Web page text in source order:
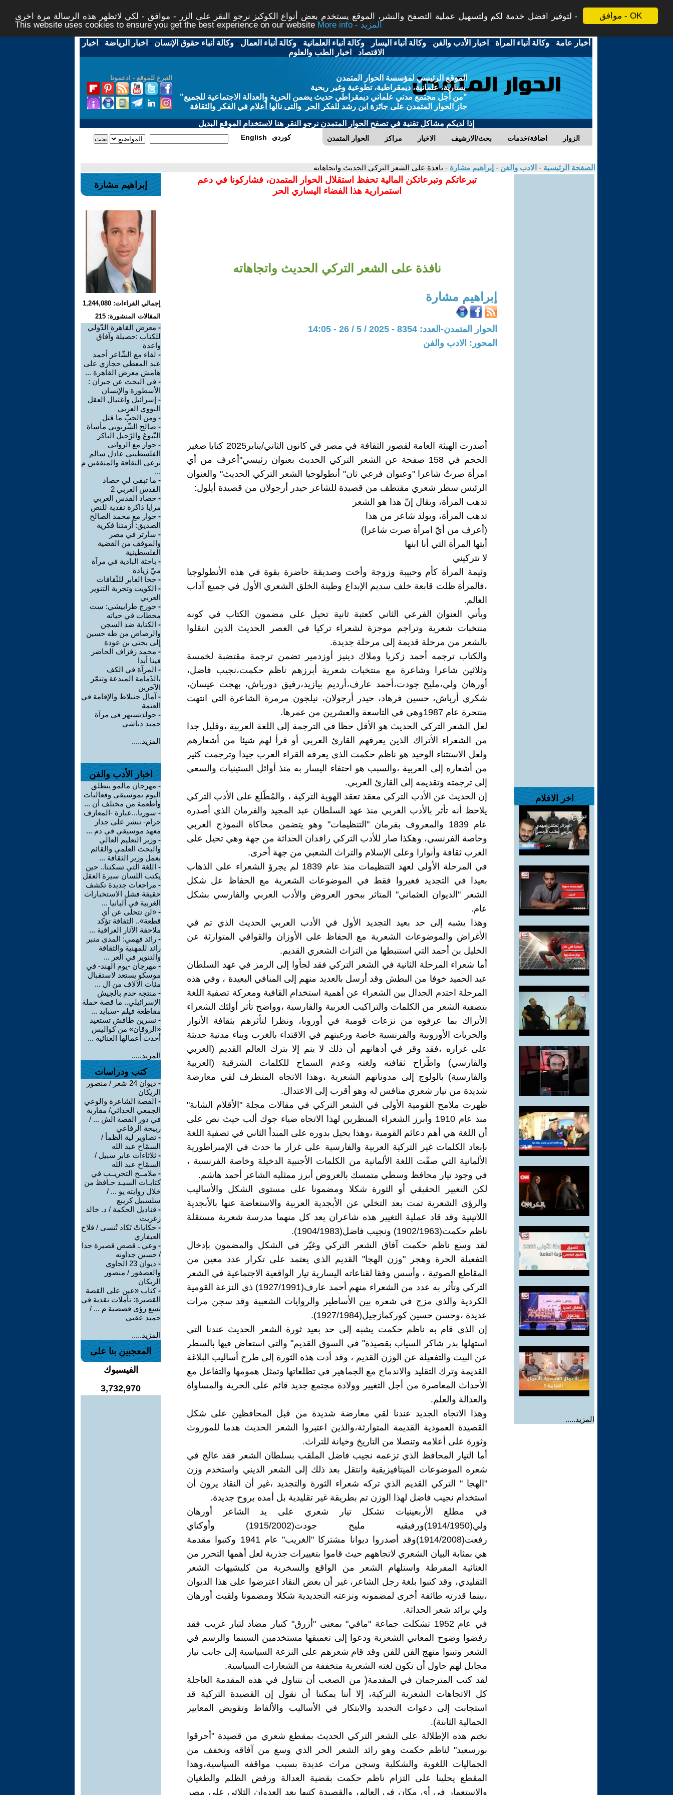
موافق - OK
لتوفير افضل خدمة لكم ولتسهيل عملية التصفح والنشر، الموقع يستخدم بعض أنواع الكوكيز نرجو النقر على الزر - موافق - لكي لاتظهر هذه الرسالة مرة اخرى -
This website uses cookies to ensure you get the best experience on our website
More info - المزيد
أخبار عامة -وكالة أنباء المرأة - اخبار الأدب والفن -وكالة أنباء اليسار -وكالة أنباء العلمانية -وكالة أنباء العمال -وكالة أنباء حقوق الإنسان - اخبار الرياضة - اخبار
الاقتصاد - اخبار الطب والعلوم
التبرع للموقع - ادعمونا
الموقع الرئيسي لمؤسسة الحوار المتمدن
يسارية، علمانية، ديمقراطية، تطوعية وغير ربحية
"من أجل مجتمع مدني علماني ديمقراطي حديث يضمن الحرية والعدالة الاجتماعية للجميع"
حاز الحوار المتمدن على جائزة ابن رشد للفكر الحر والتى نالها أعلام في الفكر والثقافة
إذا لديكم مشاكل تقنية في تصفح الحوار المتمدن نرجو النقر هنا لاستخدام الموقع البديل
الحوار المتمدن مراكز الاخبار بحث/الارشيف اضافة/خدمات الزوار English كوردي
الصفحة الرئيسية - الادب والفن - إبراهيم مشارة - نافذة على الشعر التركي الحديث واتجاهاته
اخر الافلام
المزيد.....
تبرعاتكم وتبرعاتكن المالية تحفظ استقلال الحوار المتمدن، فشاركونا في دعم
استمرارية هذا الفضاء اليساري الحر
نافذة على الشعر التركي الحديث واتجاهاته
إبراهيم مشارة
الحوار المتمدن-العدد: 8354 - 2025 / 5 / 26 - 14:05
المحور: الادب والفن
أصدرت الهيئة العامة لقصور الثقافة في مصر في كانون الثاني/يناير2025 كتابا صغير
الحجم في 158 صفحة عن الشعر التركي الحديث بعنوان رئيسي"أعرف من أي
امرأة صرتُ شاعرا "وعنوان فرعي ثان" أنطولوجيا الشعر التركي الحديث" والعنوان
الرئيس سطر شعري مقتطف من قصيدة للشاعر حيدر أرجولان من قصيدة أيلول:
تذهب المرأة، ويقال إنّ هذا هو الشعر
تذهب المرأة، ويولد شاعر من هذا
(أعرف من أيّ امرأة صرت شاعرا)
أيتها المرأة التي أنا ابنها
لا تتركيني
وثيمة المرأة كأم وحبيبة وزوجة وأخت وصديقة حاضرة بقوة في هذه الأنطولوجيا
،فالمرأة ظلت قابعة خلف سديم الإبداع وطينة الخلق الشعري الأول في جميع آداب
العالم.
ويأتي العنوان الفرعي الثاني كعتبة ثانية تحيل على مضمون الكتاب في كونه
منتخبات شعرية وتراجم موجزة لشعراء تركيا في العصر الحديث الذين انتقلوا
بالشعر من مرحلة قديمة إلى مرحلة جديدة.
والكتاب ترجمه أحمد زكريا وملاك دينيز أوزدمير تضمن ترجمة مقتضبة لخمسة
وثلاثين شاعرا وشاعرة مع منتخبات شعرية أبرزهم ناظم حكمت،نجيب فاضل،
أورهان ولي،مليح جودت،أحمد عارف،أرديم بيازيد،رفيق دورباش، بهجت عيسان،
شكري أرباش، حسين فرهاد، حيدر أرجولان، نيلجون مرمرة الشاعرة التي انتهت
منتحرة عام 1987وهي في التاسعة والعشرين من عمرها.
لعل الشعر التركي الحديث هو الأقل حظا في الترجمة إلى اللغة العربية ،وقليل جدا
من الشعراء الأتراك الذين يعرفهم القارئ العربي أو قرأ لهم شيئا من أشعارهم
ولعل الاستثناء الوحيد هو ناظم حكمت الذي يعرفه القراء العرب جيدا وترجمت كثير
من أشعاره إلى العربية ،والسبب هو احتفاء اليسار به منذ أوائل الستينيات والسعي
إلى ترجمته وتقديمه إلى القارئ العربي.
إن الحديث عن الأدب التركي معقد تعقد الهوية التركية ، والمُطّلع على الأدب التركي
يلاحظ أنه تأثر بالأدب الغربي منذ عهد السلطان عبد المجيد والفرمان الذي أصدره
عام 1839 والمعروف بفرمان "التنظيمات" وهو يتضمن محاكاة النموذج الغربي
وخاصة الفرنسي، وهكذا صار للأدب التركي رافدان الحداثة من جهة وهي تحيل على
الغرب ثقافة وأنوارا وعلى الإسلام والتراث الشعبي من جهة أخرى.
في المرحلة الأولى لعهد التنظيمات منذ عام 1839 لم يجرؤ الشعراء على الذهاب
بعيدا في التجديد فغيروا فقط في الموضوعات الشعرية مع الحفاظ عل شكل
الشعر "الديوان العثماني" المتاثر ببحور العروض والأدب العربي والفارسي بشكل
عام.
وهذا يشبه إلى حد بعيد التجديد الأول في الأدب العربي الحديث الذي تم في
الأغراض والموضوعات الشعرية مع الحفاظ على الأوزان والقوافي المتوارثة عن
الخليل بن أحمد التي استنبطها من التراث الشعري القديم.
أما شعراء المرحلة الثانية في الشعر التركي فقد لجأوا إلى الرمز في عهد السلطان
عبد الحميد خوفا من البطش وقد أرسل بالعديد منهم إلى المنافي البعيدة ، وفي هذه
المرحلة احتدم الجدال بين الشعراء عن أهمية استخدام القافية ومعركة تصفية اللغة
بتصفية الشعر من الكلمات والتراكيب العربية والفارسية ،وواضح تأثر أولئك الشعراء
الأتراك بما عرفوه من نزعات قومية في أوروبا، ونظرا لتأثرهم بثقافة الأنوار
والحريات الأوروبية والفرنسية خاصة ورغبتهم في الاقتداء بالغرب وبناء مدنية حديثة
على غراره ،فقد وقر في أذهانهم أن ذلك لا يتم إلا بترك العالم القديم (العربي
والفارسي) واطّراح ثقافته ولغته وعدم السماح للكلمات الشرقية (العربية
والفارسية) بالولوج إلى مدوناتهم الشعرية ،وهذا الاتجاه المتطرف لقي معارضة
شديدة من تيار شعري منافس له وهو أقرب إلى الاعتدال.
ظهرت ملامح القومية الأولى في الشعر التركي في مقالات مجلة "الأقلام الشابة"
منذ عام 1910 وأبرز الشعراء المنظرين لهذا الاتجاه ضياء جوك ألب حيث نص على
أن اللغة هي أهم دعائم القومية ،وهذا يحيل بدوره على المبدأ الثاني في تصفية اللغة
بإبعاد الكلمات غير التركية العربية والفارسية على غرار ما حدث في الإمبراطورية
الألمانية التي صفّت اللغة الألمانية من الكلمات الأجنبية الدخيلة وخاصة الفرنسية ،
في وجود تيار محافظ وسطي متمسك بالعروض أبرز ممثليه الشاعر أحمد هاشم.
لكن التغيير الحقيقي أو الثورة شكلا ومضمونا على مستوى الشكل والأساليب
والرؤى الشعرية تمت بعد التخلي عن الأبجدية العربية والاستعاضة عنها بالأبجدية
اللاتينية وقد قاد عملية التغيير هذه شاعران يعد كل منهما مدرسة شعرية مستقلة
ناظم حكمت(1902/1963) ونجيب فاضل(1904/1983).
لقد وسع ناظم حكمت آفاق الشعر التركي وغيّر في الشكل والمضمون بإدخال
التفعيلة الحرة وهجر "وزن الهجا" القديم الذي يعتمد على تكرار عدد معين من
المقاطع الصوتية ، وأسس وفقا لقناعاته اليسارية تيار الواقعية الاجتماعية في الشعر
التركي وتأثر به عدد من الشعراء منهم أحمد عارف(1927/1991) ذي النزعة القومية
الكردية والذي مزج في شعره بين الأساطير والروايات الشعبية وقد سجن مرات
عديدة ،وحسن حسين كوركمازجيل(1927/1984).
إن الذي قام به ناظم حكمت يشبه إلى حد بعيد ثورة الشعر الحديث عندنا التي
استهلها بدر شاكر السياب بقصيدة" في السوق القديم" والتي استعاض فيها بالسطر
عن البيت والتفعيلة عن الوزن القديم ، وقد أدت هذه الثورة إلى طرح أساليب البلاغة
القديمة وترك التقليد والاندماج مع الجماهير في تطلعاتها وتمثل همومها والتفاعل مع
الأحداث المعاصرة من أجل التغيير وولادة مجتمع جديد قائم على الحرية والمساواة
والعدالة والعلم.
وهذا الاتجاه الجديد عندنا لقي معارضة شديدة من قبل المحافظين على شكل
القصيدة العمودية القديمة المتوارثة،والذين اعتبروا الشعر الحديث هدما للموروث
وثورة على أعلامه وتنصلا من التاريخ وخيانة للتراث.
أما التيار المحافظ الذي تزعمه نجيب فاضل الملقب بسلطان الشعر فقد عالج في
شعره الموضوعات الميتافيزيقية وانتقل بعد ذلك إلى الشعر الديني واستخدم وزن
"الهجا " التركي القديم الذي تركه شعراء الثورة والتجديد ،غير أن النقاد يرون أن
استخدام نجيب فاضل لهذا الوزن تم بطريقة غير تقليدية بل أمده بروح جديدة.
في مطلع الأربعينيات تشكل تيار شعري على يد الشاعر أورهان
ولي(1914/1950)ورفيقيه مليح جودت(1915/2002) وأوكتاي
رفعت(1914/2008)وقد أصدروا ديوانا مشتركا "الغريب" عام 1941 وكتبوا مقدمة
هي بمثابة البيان الشعري لاتجاههم حيث قاموا بتغييرات جذرية لعل أهمها التحرر من
الغنائية المفرطة واستلهام الشعر من الواقع والسخرية من كليشيهات الشعر
التقليدي، وقد كتبوا بلغة رجل الشاعر، غير أن بعض النقاد اعترضوا على هذا الديوان
،بينما قدرته طائفة أخرى لمضمونه ونزعته التجديدية شكلا ومضمونا ولقبت أورهان
ولي برائد شعر الحداثة.
في عام 1952 تشكلت جماعة "مافي" بمعنى "أزرق" كتيار مضاد لتيار غريب فقد
رفضوا وضوح المعاني الشعرية ودعوا إلى تعميقها مستخدمين السينما والرسم في
الشعر وتبنوا منهج الفن للفن وقد قام شعرهم على النزعة السياسية إلى جانب تيار
مجايل لهم حاول أن تكون لغته الشعرية متخففة من الشعارات السياسية.
لقد كتب المترجمان في المقدمة( من الصعب أن نتناول في هذه المقدمة العاجلة
كل الاتجاهات الشعرية التركية، إلا أننا يمكننا أن نقول إن القصيدة التركية قد
استجابت إلى دعوات التجديد والابتكار في الأساليب والألفاظ وتقويض المعايير
الجمالية الثابتة).
نختم هذه الإطلالة على الشعر التركي الحديث بمقطع شعري من قصيدة "أحرقوا
بورسعيد" لناظم حكمت وهو رائد الشعر الحر الذي وسع من آفاقه وتخفف من
الجماليات اللغوية والشكلية وسجن مرات عديدة بسبب مواقفه السياسية،وهذا
المقطع يحلينا على التزام ناظم حكمت بقضية العدالة ورفض الظلم والطغيان
والاستعمار في أي مكان في العالم، والقصيدة كتبها بعد العدوان الثلاثي على مصر
إبراهيم مشارة
إجمالي القراءات: 1,244,080
المقالات المنشورة: 215
- معرض القاهرة الدّولي
للكتاب :حصيلة وآفاق
واعدة
- لقاء مع الشّاعر أحمد
عبد المعطي حجازي على
هامش معرض القاهرة ...
- في البحث عن جبران :
الأسطورة والإنسان
- إسرائيل واغتيال العقل
النووي العربي
- ومن الحبّ ما قتل
- صالح الشّرنوبي مأساة
النّبوغ والرّحيل الباكر
- حوار مع الروائي
الفلسطيني عادل سالم
نرعى الثقافة والمثقفين م
...
- ما تبقى لي حصاد
القدس العربي 2
- حصاد القدس العربي
مرايا ذاكرة نقدية للنص
- حوار مع محمد الصالح
الصديق: أزمتنا فكرية
- سارتر في مصر
والموقف من القضية
الفلسطينية
- باحثة البادية في مرآة
ميّ زيادة
- جحا العابر للثّقافات
- الكويت وتجربة التنوير
العربي
- جورج طرابيشي: ست
محطات في حياته
- الكتابة ضد السجن
والرصاص من طه حسين
إلى بختي بن عودة
- محمد زفزاف الحاضر
فينا أبدا
- المرآة في الكف
،الدّمامة المبدعة وتنمّر
الآخرين
- آمال جنبلاط والإقامة في
العتمة
- جولدتسيهر في مرآة
حميد دباشي
المزيد.....
اخبار الأدب والفن
- مهرجان مالمو ينطلق
اليوم بموسيقى وفعاليات
وأطعمة من مختلف أن ...
- سوريا...عبارة -المعازف
حرام- تنشر على جدار
معهد موسيقي في دم ...
- وزير التعليم العالي
والبحث العلمي والقائم
بعمل وزير الثقافة ...
- اللغة التي تسكننا.. حين
يكتب اللسان سيرة العقل
- مراجعات جديدة تكشف
حقيقة فشل الاستخبارات
الغربية في ألبانيا ...
- «لن نتخلى عن أي
قطعة».. الثقافة تؤكد
ملاحقة الآثار العراقية ...
- رائد فهمي: المدى منبر
رائد للمهنية والثقافة
والتنوير في العر ...
- مهرجان -يوم الهند- في
موسكو يستعد لاستقبال
مئات الآلاف من ال ...
- منتجه خدم بالجيش
الإسرائيلي.. ما قصة حملة
مقاطعة فيلم -سبايد ...
- نسرين طافش تستعيد
«الروقان» من كواليس
أحدث أعمالها الغنائية ...
المزيد.....
كتب ودراسات
-
ديوان 24 شعر / منصور
الريكان
- القصة الشاعرة والوعي
الجمعي الحداثي/ مقاربة
في دور القصة الش ... /
ربيحة الرفاعي
- تصاوير لية الظمأ /
السمّاح عبد الله
- ثلاثاءات عابر سبيل /
السمّاح عبد الله
- ملامــح التجريــب في
كتابـات السيـد حـافظ من
خلال روايته يو ... /
سلسبيل كريبع
- قناديل الحكمة / د. خالد
زغريت
- حكاياتْ تَكاد تُنسى / فلاح
العيفاري
- وعي ـ قصص قصيرة جدا
/ حسين جداونه
-
ديوان 23 الحاوي
والعصفور / منصور
الريكان
-كتاب «عين على القصة
القصيرة: تأملات نقدية في
تسع رؤى قصصية م ... /
حميد عقبي
المزيد.....
المعجبين بنا على
الفيسبوك
3,732,970